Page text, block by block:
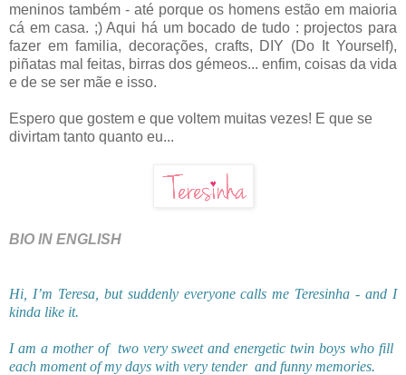
meninos também - até porque os homens estão em maioria
cá em casa. ;) Aqui há um bocado de tudo : projectos para
fazer em familia, decorações, crafts, DIY (Do It Yourself),
piñatas mal feitas, birras dos gémeos... enfim, coisas da vida
e de se ser mãe e isso.
Espero que gostem e que voltem muitas vezes! E que se
divirtam tanto quanto eu...
BIO IN ENGLISH
Hi, I’m Teresa, but suddenly everyone calls me Teresinha - and I
kinda like it.
I am a mother of
two very sweet and energetic twin boys who fill
each moment of my days with very tender and funny memories.